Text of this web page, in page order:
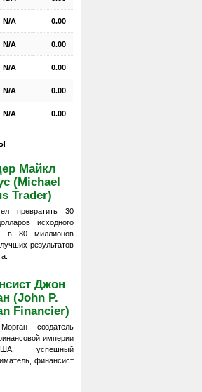
N/A 0.00
N/A 0.00
N/A 0.00
N/A 0.00
N/A 0.00
Майкл
(Michael
Trader)
превратить 30
исходного
в 80 миллионов
результатов
Джон
(John P.
Financier)
- создатель
империи
успешный
финансист